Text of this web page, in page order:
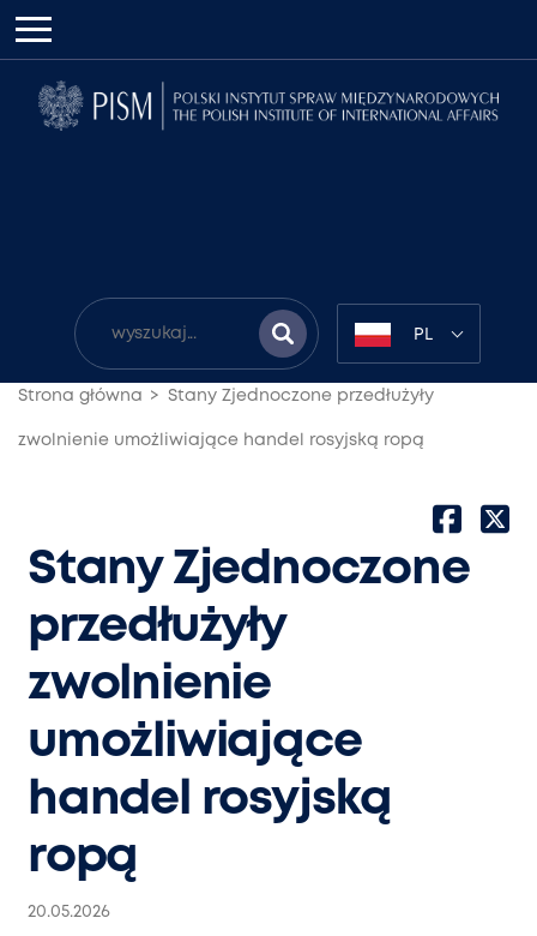
PL
Strona główna Stany Zjednoczone przedłużyły
zwolnienie umożliwiające handel rosyjską ropą
Stany Zjednoczone
przedłużyły
zwolnienie
umożliwiające
handel rosyjską
ropą
20.05.2026